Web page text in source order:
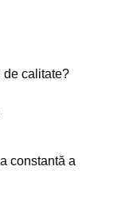
de calitate?
constantă a